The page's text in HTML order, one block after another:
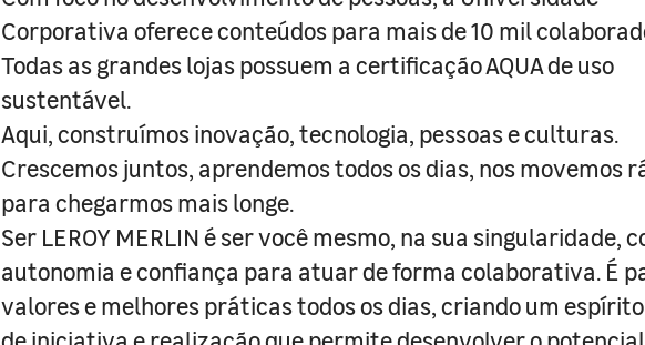
Corporativa oferece conteúdos para mais de 10 mil
Todas as grandes lojas possuem a certificação AQUA de uso
sustentável.
Aqui, construímos inovação, tecnologia, pessoas e culturas.
Crescemos juntos, aprendemos todos os dias, nos movemos
para chegarmos mais longe.
Ser LEROY MERLIN é ser você mesmo, na sua singularidade,
autonomia e confiança para atuar de forma colaborativa. É
valores e melhores práticas todos os dias, criando um